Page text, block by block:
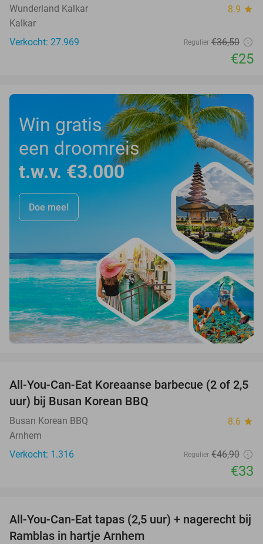
Wunderland Kalkar 8.9 star
Kalkar
Verkocht: 27.969
Regulier €36,50
€25
Win gratis
een droomreis
t.w.v. €3.000
Doe mee!
30%
All-You-Can-Eat Koreaanse barbecue (2 of 2,5
uur) bij Busan Korean BBQ
Busan Korean BBQ 8.6 star
Arnhem
Verkocht: 1.316
Regulier €46,90
€33
34%
All-You-Can-Eat tapas (2,5 uur) + nagerecht bij
Ramblas in hartje Arnhem